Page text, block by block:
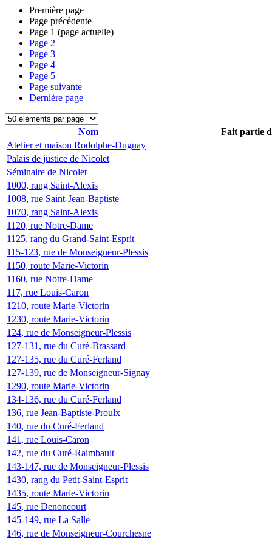
Première page
Page précédente
Page 1 (page actuelle)
Page 2
Page 3
Page 4
Page 5
Page suivante
Dernière page
Nom
Fait partie
Atelier et maison Rodolphe-Duguay
Palais de justice de Nicolet
Séminaire de Nicolet
1000, rang Saint-Alexis
1008, rue Saint-Jean-Baptiste
1070, rang Saint-Alexis
1120, rue Notre-Dame
1125, rang du Grand-Saint-Esprit
115-123, rue de Monseigneur-Plessis
1150, route Marie-Victorin
1160, rue Notre-Dame
117, rue Louis-Caron
1210, route Marie-Victorin
1230, route Marie-Victorin
124, rue de Monseigneur-Plessis
127-131, rue du Curé-Brassard
127-135, rue du Curé-Ferland
127-139, rue de Monseigneur-Signay
1290, route Marie-Victorin
134-136, rue du Curé-Ferland
136, rue Jean-Baptiste-Proulx
140, rue du Curé-Ferland
141, rue Louis-Caron
142, rue du Curé-Raimbault
143-147, rue de Monseigneur-Plessis
1430, rang du Petit-Saint-Esprit
1435, route Marie-Victorin
145, rue Denoncourt
145-149, rue La Salle
146, rue de Monseigneur-Courchesne